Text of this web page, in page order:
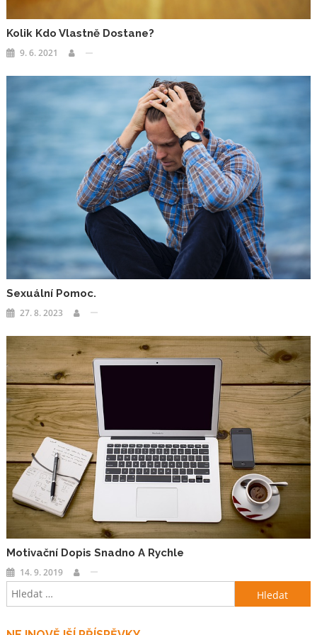
Kolik Kdo Vlastně Dostane?
9. 6. 2021
Sexuální Pomoc.
27. 8. 2023
Motivační Dopis Snadno A Rychle
14. 9. 2019
Vyhledávání